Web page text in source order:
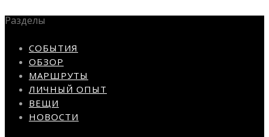
Разделы
СОБЫТИЯ
ОБЗОР
МАРШРУТЫ
ЛИЧНЫЙ ОПЫТ
ВЕЩИ
НОВОСТИ